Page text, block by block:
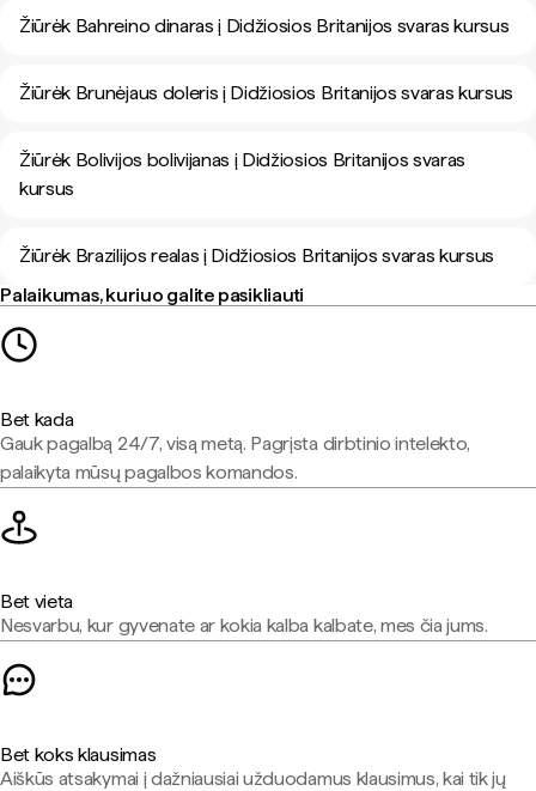
Žiūrėk Bahreino dinaras į Didžiosios Britanijos svaras kursus
Žiūrėk Brunėjaus doleris į Didžiosios Britanijos svaras kursus
Žiūrėk Bolivijos bolivijanas į Didžiosios Britanijos svaras
kursus
Žiūrėk Brazilijos realas į Didžiosios Britanijos svaras kursus
Palaikumas, kuriuo galite pasikliauti
Bet kada
Gauk pagalbą 24/7, visą metą. Pagrįsta dirbtinio intelekto,
palaikyta mūsų pagalbos komandos.
Bet vieta
Nesvarbu, kur gyvenate ar kokia kalba kalbate, mes čia jums.
Bet koks klausimas
Aiškūs atsakymai į dažniausiai užduodamus klausimus, kai tik jų